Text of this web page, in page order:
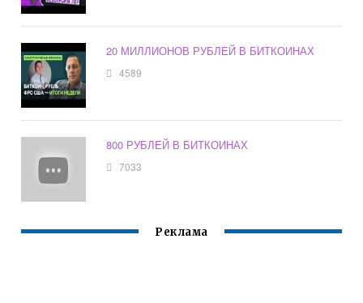
20 МИЛЛИОНОВ РУБЛЕЙ В БИТКОИНАХ
4589
800 РУБЛЕЙ В БИТКОИНАХ
7033
Реклама